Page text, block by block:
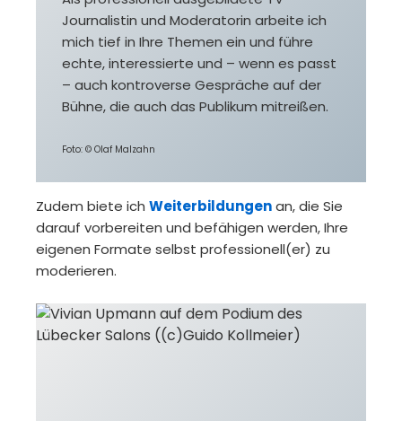
Journalistin und Moderatorin arbeite ich
mich tief in Ihre Themen ein und führe
echte, interessierte und – wenn es passt
– auch kontroverse Gespräche auf der
Bühne, die auch das Publikum mitreißen.
Foto: © Olaf Malzahn
Zudem biete ich Weiterbildungenan, die Sie
darauf vorbereiten und befähigen werden, Ihre
eigenen Formate selbst professionell(er) zu
moderieren.